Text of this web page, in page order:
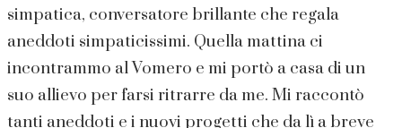
simpatica, conversatore brillante che regala
aneddoti simpaticissimi. Quella mattina ci
incontrammo al Vomero e mi portò a casa di un
suo allievo per farsi ritrarre da me. Mi raccontò
tanti aneddoti e i nuovi progetti che da lì a breve